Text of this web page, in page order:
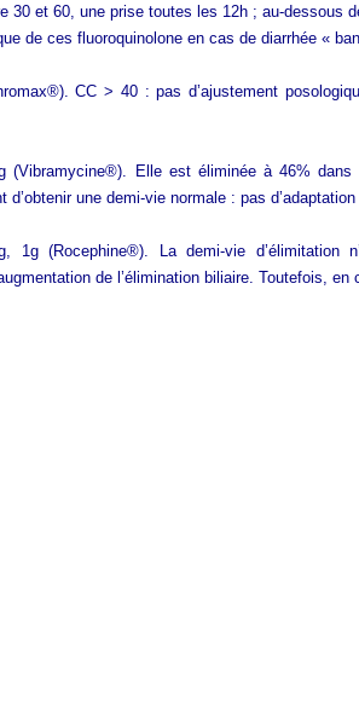
30 et 60, une prise toutes les 12h ; au-dessous
de ces fluoroquinolone en cas de diarrhée «
CC > 40 : pas d’ajustement
(Vibramycine®). Elle est éliminée à 46%
d’obtenir une demi-vie normale : pas d’adaptation
1g (Rocephine®). La demi-vie d’élimitation
de l’élimination biliaire. Toutefois,